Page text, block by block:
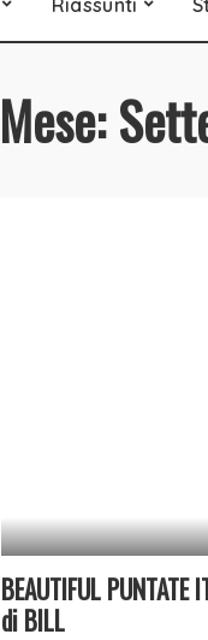
Riassunti
Mese:
BEAUTIFUL
di BILL